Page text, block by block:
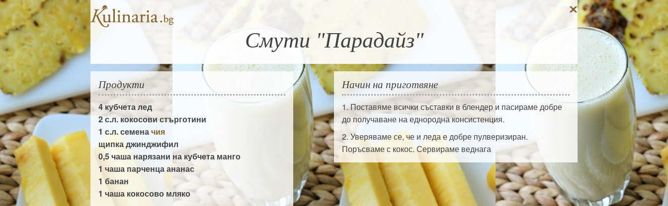
Смути "Парадайз"
Продукти
4 кубчеталед
2 с.л.кокосови стърготини
1 с.л. семеначия
щипкаджинджифил
0,5 чаша нарязани на кубчета манго
1 чаша парченцаананас
1 банан
1 чаша кокосово мляко
Начин на приготвяне
1. Поставяме всички съставки в блендер и пасираме добре
до получаване на еднородна консистенция.
2. Уверяваме се, че и леда е добре пулверизиран.
Поръсваме с кокос. Сервираме веднага